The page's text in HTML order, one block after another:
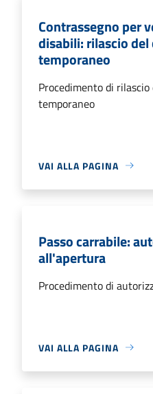
Contrassegno per
disabili: rilascio
temporaneo
Procedimento di
temporaneo
VAI ALLA PAGINA
Passo carrabile:
all'apertura
Procedimento di
VAI ALLA PAGINA